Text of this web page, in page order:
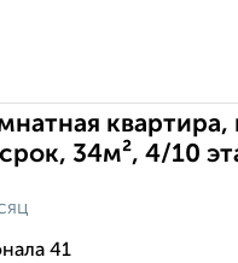
квартира,
34м², 4/10
41